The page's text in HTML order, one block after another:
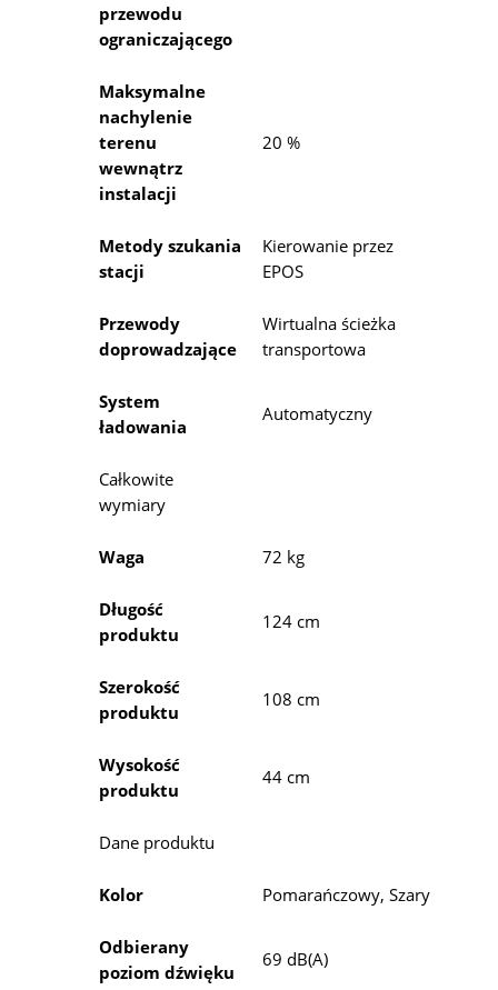
przewodu
ograniczającego
Maksymalne
nachylenie
terenu
wewnątrz
instalacji
20 %
Metody szukania
stacji
Kierowanie przez
EPOS
Przewody
doprowadzające
Wirtualna ścieżka
transportowa
System
ładowania
Automatyczny
Całkowite
wymiary
Waga 72 kg
Długość
produktu
124 cm
Szerokość
produktu
108 cm
Wysokość
produktu
44 cm
Dane produktu
Kolor Pomarańczowy, Szary
Odbierany
poziom dźwięku
69 dB(A)